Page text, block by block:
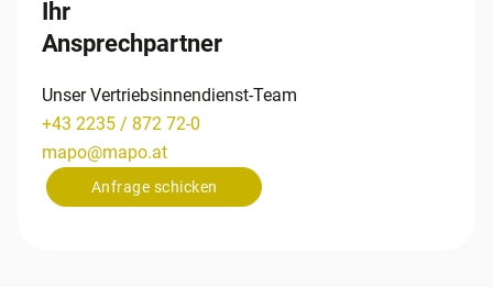
Ihr
Ansprechpartner
Unser Vertriebsinnendienst-Team
+43 2235 / 872 72-0
mapo@mapo.at
Anfrage schicken